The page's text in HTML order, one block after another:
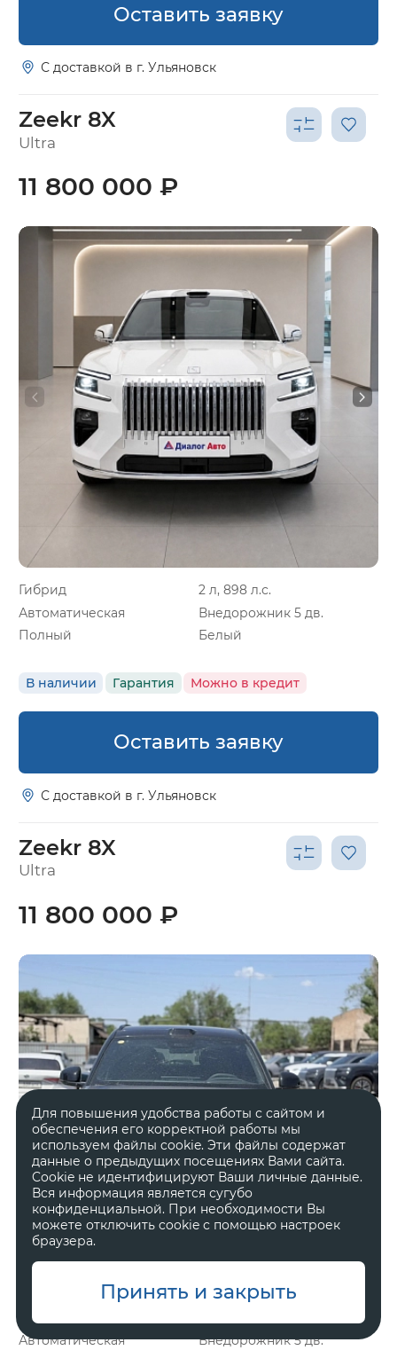
Оставить заявку
С доставкой в г. Ульяновск
Zeekr 8X
Ultra
Гибрид
2 л, 898 л.с.
Автоматическая
Внедорожник 5 дв.
Полный
Белый
В наличии Гарантия Можно в кредит
11 800 000 ₽
Оставить заявку
С доставкой в г. Ульяновск
Zeekr 8X
Ultra
Гибрид
Автоматическая
Внедорожник 5 дв.
11 800 000 ₽
Для повышения удобства работы с сайтом и
обеспечения его корректной работы мы
используем файлы cookie. Эти файлы содержат
данные о предыдущих посещениях Вами сайта.
Cookie не идентифицируют Ваши личные данные.
Вся информация является сугубо
конфиденциальной. При необходимости Вы
можете отключить cookie с помощью настроек
браузера.
Принять и закрыть